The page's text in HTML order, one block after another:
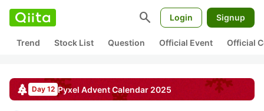
search Login Signup
Trend Stock List Question Official Event Official
Day 12 Pyxel Advent Calendar 2025